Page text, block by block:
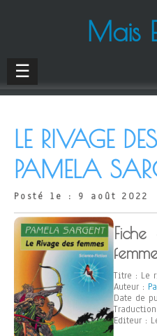
Mais
☰
LE RIVAGE
PAMELA
Posté le : 9 août 2022
Titre : Le
Auteur :
Date de
Editeur :